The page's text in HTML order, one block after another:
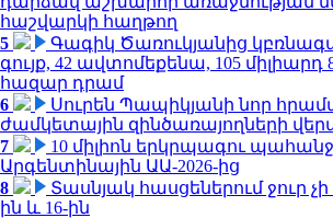
հաշվարկի հաղթող
5
Գագիկ Ծառուկյանից
գույք, 42 ավտոմեքենա, 105 միլիարդ
հազար դրամ
6
Սուրեն Պապիկյանի նոր
ժամկետային զինծառայողների
7
10 միլիոն երկրպագու
Արգենտինային ԱԱ-2026-ից
8
Տասնյակ հասցեներում ջուր չի
ին և 16-ին